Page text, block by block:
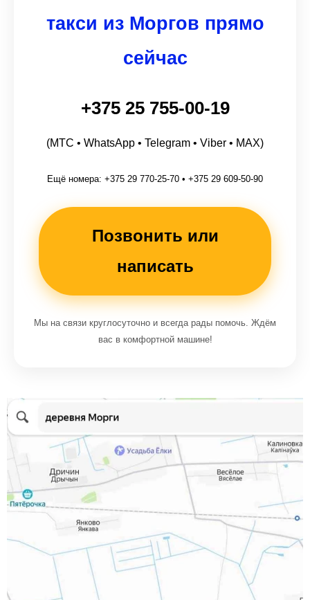
такси из Моргов прямо
сейчас
+375 25 755-00-19
(МТС • WhatsApp • Telegram • Viber • MAX)
Ещё номера: +375 29 770-25-70 • +375 29 609-50-90
Позвонить или
написать
Мы на связи круглосуточно и всегда рады помочь. Ждём
вас в комфортной машине!